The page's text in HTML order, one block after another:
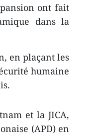
ont fait
dans la
en plaçant les
humaine
et la JICA,
(APD) en